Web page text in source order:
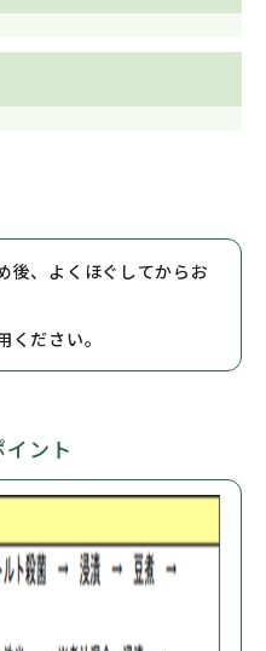
、よくほぐしてからお
ださい。
ント